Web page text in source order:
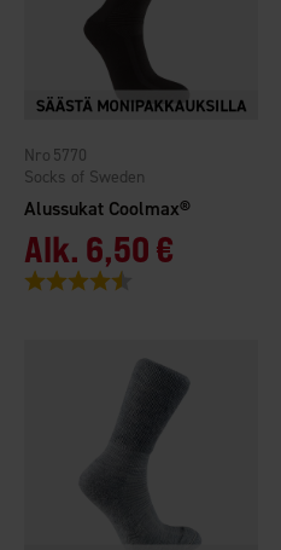
Alussukat Coolmax®
Socks of Sweden
5770
Alk. 6,50 €
Arvio: